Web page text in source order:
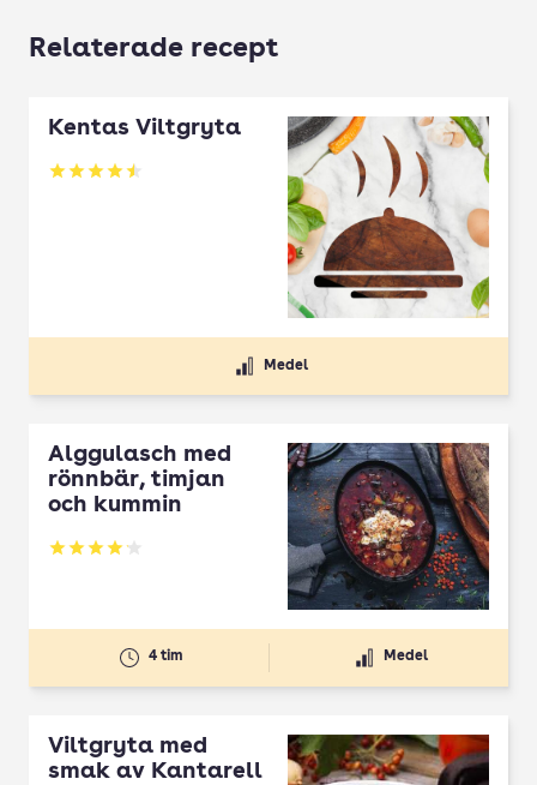
Relaterade recept
Kentas Viltgryta
Betyg: 4.5 av 5
Medel
Älggulasch med
rönnbär, timjan
och kummin
Betyg: 4.1 av 5
4 tim Medel
Viltgryta med
smak av Kantarell